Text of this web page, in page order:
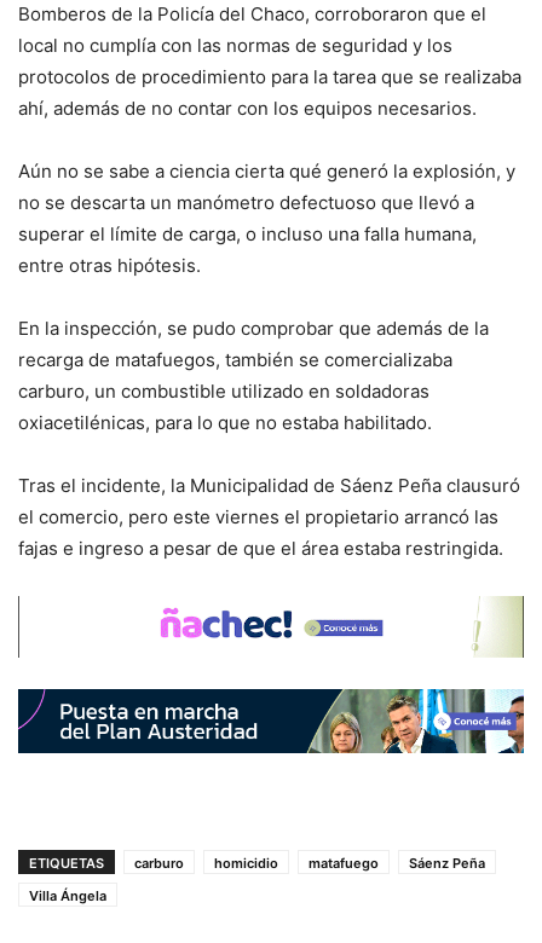
Bomberos de la Policía del Chaco, corroboraron que el
local no cumplía con las normas de seguridad y los
protocolos de procedimiento para la tarea que se realizaba
ahí, además de no contar con los equipos necesarios.
Aún no se sabe a ciencia cierta qué generó la explosión, y
no se descarta un manómetro defectuoso que llevó a
superar el límite de carga, o incluso una falla humana,
entre otras hipótesis.
En la inspección, se pudo comprobar que además de la
recarga de matafuegos, también se comercializaba
carburo, un combustible utilizado en soldadoras
oxiacetilénicas, para lo que no estaba habilitado.
Tras el incidente, la Municipalidad de Sáenz Peña clausuró
el comercio, pero este viernes el propietario arrancó las
fajas e ingreso a pesar de que el área estaba restringida.
ETIQUETAS carburo homicidio matafuego
Sáenz Peña
Villa Ángela